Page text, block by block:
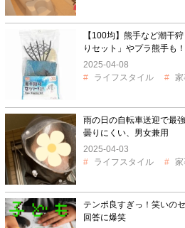
【100均】熊手など潮干
りセット」やプラ熊手も！
2025-04-08
ライフスタイル
家
雨の日の自転車送迎で最
曇りにくい、男女兼用
2025-04-03
ライフスタイル
家
テンポ良すぎっ！笑いの
回答に爆笑